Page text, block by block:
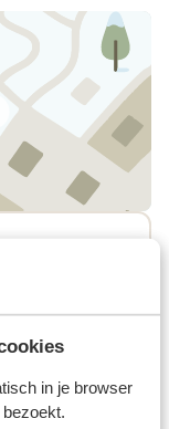
in je browser